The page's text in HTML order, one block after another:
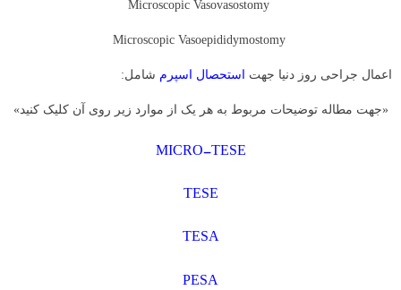
Microscopic Vasoepididymostomy
اعمال جراحی روز دنیا جهت استحصال اسپرم شامل:
«جهت مطاله توضیحات مربوط به هر یک از موارد زیر روی آن کلیک کنید»
MICRO-TESE
TESE
TESA
PESA